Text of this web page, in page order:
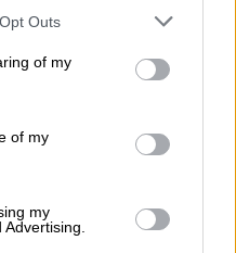
Outs
of my
of my
my
Occidente es